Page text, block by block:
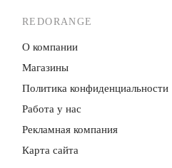
REDORANGE
О компании
Магазины
Политика конфиденци­альности
Работа у нас
Рекламная компания
Карта сайта